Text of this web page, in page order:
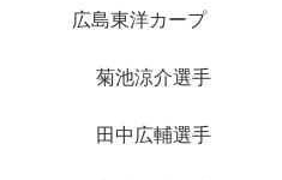
広島東洋カープ
菊池涼介選手
田中広輔選手